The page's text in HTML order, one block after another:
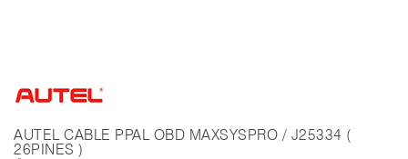
AUTEL CABLE PPAL OBD MAXSYSPRO / J25334 (
26PINES )